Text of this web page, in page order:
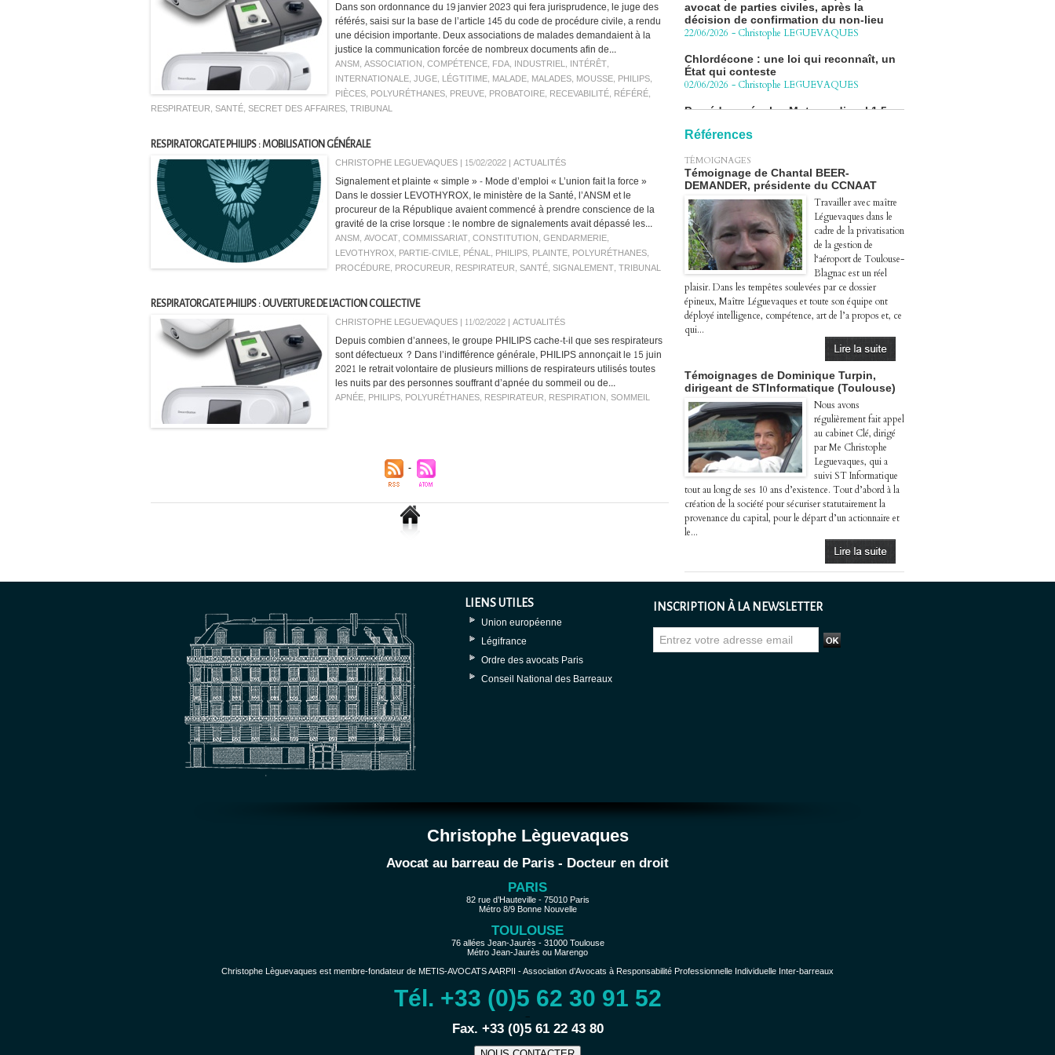
Dans son ordonnance du 19 janvier 2023 qui fera jurisprudence, le juge des
référés, saisi sur la base de l’article 145 du code de procédure civile, a rendu
une décision importante. Deux associations de malades demandaient à la
justice la communication forcée de nombreux documents afin de...
ANSM, ASSOCIATION, COMPÉTENCE, FDA, INDUSTRIEL, INTÉRÊT,
INTERNATIONALE, JUGE, LÉGTITIME, MALADE, MALADES, MOUSSE, PHILIPS,
PIÈCES, POLYURÉTHANES, PREUVE, PROBATOIRE, RECEVABILITÉ, RÉFÉRÉ,
RESPIRATEUR, SANTÉ, SECRET DES AFFAIRES, TRIBUNAL
RESPIRATORGATE PHILIPS : MOBILISATION GÉNÉRALE
CHRISTOPHE LEGUEVAQUES | 15/02/2022 | ACTUALITÉS
Signalement et plainte « simple » - Mode d’emploi « L’union fait la force »
Dans le dossier LEVOTHYROX, le ministère de la Santé, l’ANSM et le
procureur de la République avaient commencé à prendre conscience de la
gravité de la crise lorsque : le nombre de signalements avait dépassé les...
ANSM, AVOCAT, COMMISSARIAT, CONSTITUTION, GENDARMERIE,
LEVOTHYROX, PARTIE-CIVILE, PÉNAL, PHILIPS, PLAINTE, POLYURÉTHANES,
PROCÉDURE, PROCUREUR, RESPIRATEUR, SANTÉ, SIGNALEMENT, TRIBUNAL
RESPIRATORGATE PHILIPS : OUVERTURE DE L'ACTION COLLECTIVE
CHRISTOPHE LEGUEVAQUES | 11/02/2022 | ACTUALITÉS
Depuis combien d’annees, le groupe PHILIPS cache-t-il que ses respirateurs
sont défectueux ? Dans l’indifférence générale, PHILIPS annonçait le 15 juin
2021 le retrait volontaire de plusieurs millions de respirateurs utilisés toutes
les nuits par des personnes souffrant d’apnée du sommeil ou de...
APNÉE, PHILIPS, POLYURÉTHANES, RESPIRATEUR, RESPIRATION, SOMMEIL
22/06/2026 -Christophe LEGUEVAQUES
Chlordécone : une loi qui reconnaît, un
État qui conteste
02/06/2026 -Christophe LEGUEVAQUES
Procédure pénale - Moteurs diesel 1.5
BlueHDi : complément de plainte contre
27/04/2026 -Christophe LEGUEVAQUES
Péage autoroute : tout savoir (ou
presque) sur l'action collective ouverte
le 2 avril
Christophe LEGUEVAQUES
Références
TÉMOIGNAGES
Témoignage de Chantal BEER-
DEMANDER, présidente du CCNAAT
Travailler avec maître
Léguevaques dans le
cadre de la privatisation
de la gestion de
l‘aéroport de Toulouse-
Blagnac est un réel
plaisir. Dans les tempêtes soulevées par ce dossier
épineux, Maître Léguevaques et toute son équipe ont
déployé intelligence, compétence, art de l’a propos et, ce
qui...
Témoignages de Dominique Turpin,
dirigeant de STInformatique (Toulouse)
Nous avons
régulièrement fait appel
au cabinet Clé, dirigé
par Me Christophe
Leguevaques, qui a
suivi ST Informatique
tout au long de ses 10 ans d’existence. Tout d’abord à la
création de la société pour sécuriser statutairement la
provenance du capital, pour le départ d’un actionnaire et
le...
LIENS UTILES
Union européenne
Légifrance
Ordre des avocats Paris
Conseil National des Barreaux
INSCRIPTION À LA NEWSLETTER
Christophe Lèguevaques
Avocat au barreau de Paris - Docteur en droit
PARIS
82 rue d’Hauteville - 75010 Paris
Métro 8/9 Bonne Nouvelle
TOULOUSE
76 allées Jean-Jaurès - 31000 Toulouse
Métro Jean-Jaurès ou Marengo
Christophe Lèguevaques est membre-fondateur de METIS-AVOCATS AARPII - Association d’Avocats à Responsabilité Professionnelle Individuelle Inter-barreaux
Tél. +33 (0)5 62 30 91 52
−
Fax. +33 (0)5 61 22 43 80